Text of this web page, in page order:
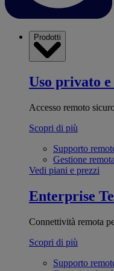
Prodotti
Uso privato
Accesso remoto
Scopri di più
Supporto
Gestione remota
Vedi piani e prezzi
Enterprise
Connettività remota
Scopri di più
Supporto